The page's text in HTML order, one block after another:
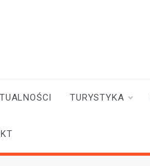
TURYSTYKA